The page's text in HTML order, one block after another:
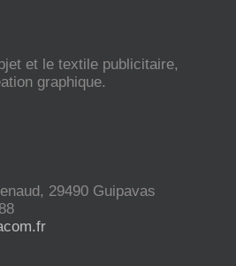
et le textile publicitaire,
graphique.
29490 Guipavas